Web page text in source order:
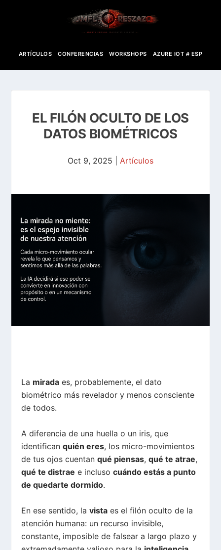
ARTÍCULOS CONFERENCIAS WORKSHOPS AZURE IOT # ESP
EL FILÓN OCULTO DE LOS
DATOS BIOMÉTRICOS
Oct 9, 2025 Artículos
La mirada es, probablemente, el dato
biométrico más revelador y menos consciente
de todos.
A diferencia de una huella o un iris, que
identificanquién eres, los micro-movimientos
de tus ojos cuentanqué piensas,qué te atrae,
qué te distrae e inclusocuándo estás a punto
de quedarte dormido.
En ese sentido, lavista es el filón oculto de la
atención humana: un recurso invisible,
constante, imposible de falsear a largo plazo y